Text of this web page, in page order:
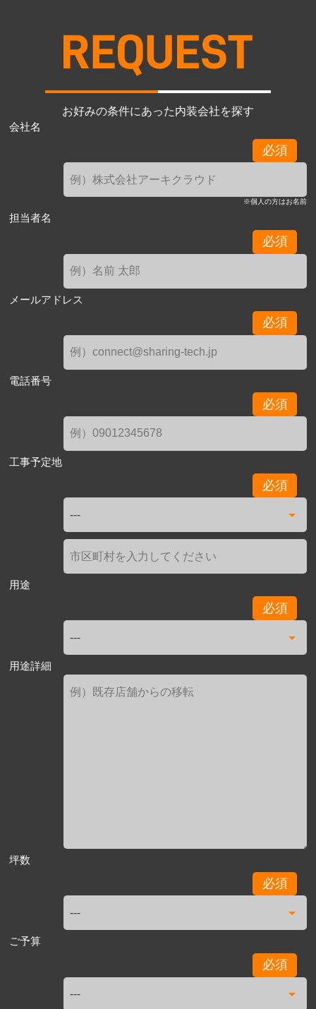
お好みの条件にあった内装会社を探す
会社名
必須
※個人の方はお名前
担当者名
必須
メールアドレス
必須
電話番号
必須
工事予定地
必須
用途
必須
用途詳細
坪数
必須
ご予算
必須